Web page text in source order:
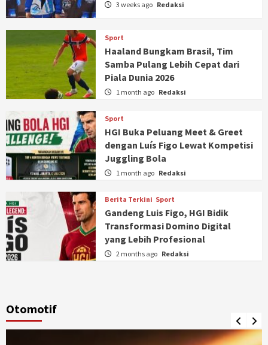
3 weeks ago Redaksi
Sport
Haaland Bungkam Brasil, Tim
Samba Pulang Lebih Cepat dari
Piala Dunia 2026
1 month ago Redaksi
Sport
HGI Buka Peluang Meet & Greet
dengan Luís Figo Lewat Kompetisi
Juggling Bola
1 month ago Redaksi
Berita Terkini Sport
Gandeng Luis Figo, HGI Bidik
Transformasi Domino Digital
yang Lebih Profesional
2 months ago Redaksi
Otomotif